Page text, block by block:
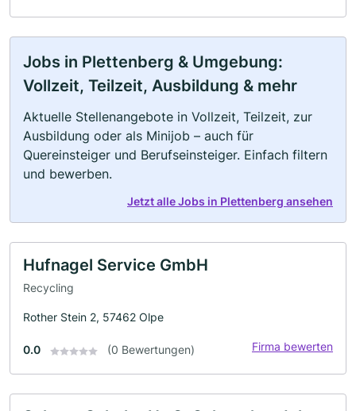
Jobs in Plettenberg & Umgebung:
Vollzeit, Teilzeit, Ausbildung & mehr
Aktuelle Stellenangebote in Vollzeit, Teilzeit, zur
Ausbildung oder als Minijob – auch für
Quereinsteiger und Berufseinsteiger. Einfach filtern
und bewerben.
Jetzt alle Jobs in Plettenberg ansehen
Hufnagel Service GmbH
Recycling
Rother Stein 2, 57462 Olpe
0.0 (0 Bewertungen) Firma bewerten